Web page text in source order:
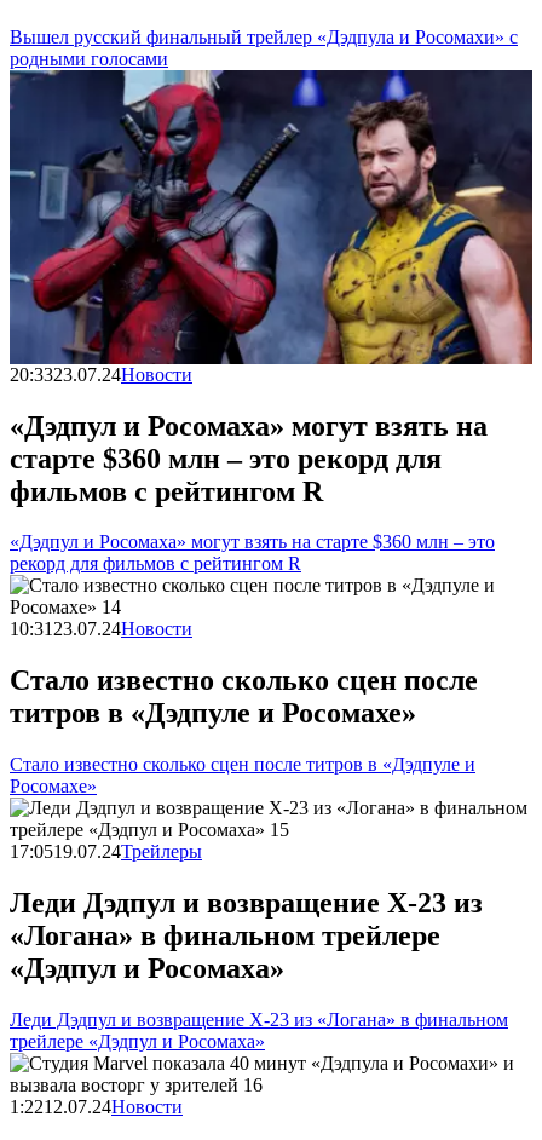
Вышел русский финальный трейлер «Дэдпула и Росомахи» с
родными голосами
20:3323.07.24Новости
«Дэдпул и Росомаха» могут взять на
старте $360 млн – это рекорд для
фильмов с рейтингом R
«Дэдпул и Росомаха» могут взять на старте $360 млн – это
рекорд для фильмов с рейтингом R
10:3123.07.24Новости
Стало известно сколько сцен после
титров в «Дэдпуле и Росомахе»
Стало известно сколько сцен после титров в «Дэдпуле и
Росомахе»
17:0519.07.24Трейлеры
Леди Дэдпул и возвращение X-23 из
«Логана» в финальном трейлере
«Дэдпул и Росомаха»
Леди Дэдпул и возвращение X-23 из «Логана» в финальном
трейлере «Дэдпул и Росомаха»
1:2212.07.24Новости